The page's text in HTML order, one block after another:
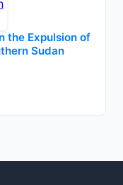
the Expulsion of
Sudan